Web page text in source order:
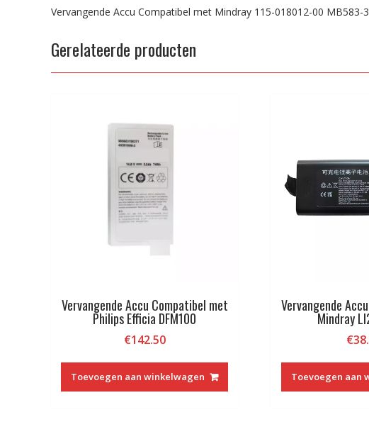
Vervangende Accu Compatibel met Mindray 115-018012-00 MB583-
Gerelateerde producten
Vervangende Accu Compatibel met
Philips Efficia DFM100
€142.50
Toevoegen aan winkelwagen
Vervangende
Mindray
€
Toevoegen aan